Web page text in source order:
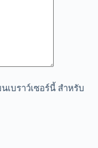
เบราว์เซอร์นี้ สำหรับ